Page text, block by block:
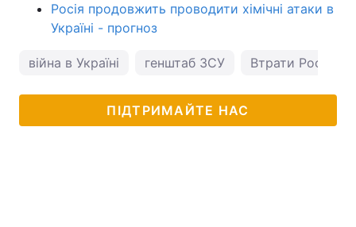
Росія продовжить проводити хімічні атаки в
Україні - прогноз
війна в Україні генштаб ЗСУ Втрати Росії в
ПІДТРИМАЙТЕ НАС